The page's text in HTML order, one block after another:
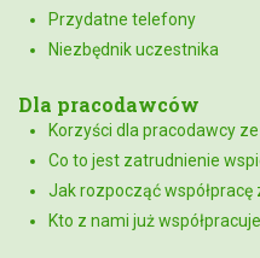
Przydatne telefony
Niezbędnik uczestnika
Dla pracodawców
Korzyści dla pracodawcy
Co to jest zatrudnienie
Jak rozpocząć współpracę
Kto z nami już